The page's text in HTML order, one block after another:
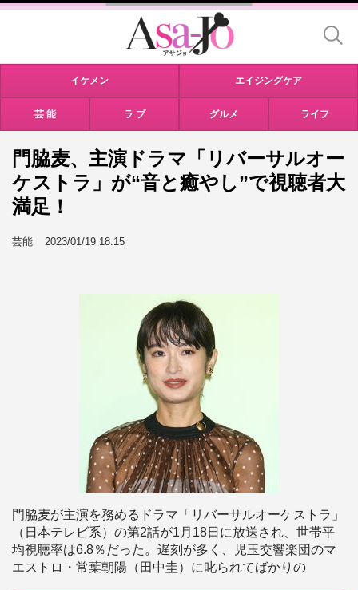
イケメン エイジングケア
芸 能 ラ ブ グルメ ライフ
門脇麦、主演ドラマ「リバーサルオー
ケストラ」が“音と癒やし”で視聴者大
満足！
芸能 2023/01/19 18:15
門脇麦が主演を務めるドラマ「リバーサルオーケストラ」
（日本テレビ系）の第2話が1月18日に放送され、世帯平
均視聴率は6.8％だった。遅刻が多く、児玉交響楽団のマ
エストロ・常葉朝陽（田中圭）に叱られてばかりの